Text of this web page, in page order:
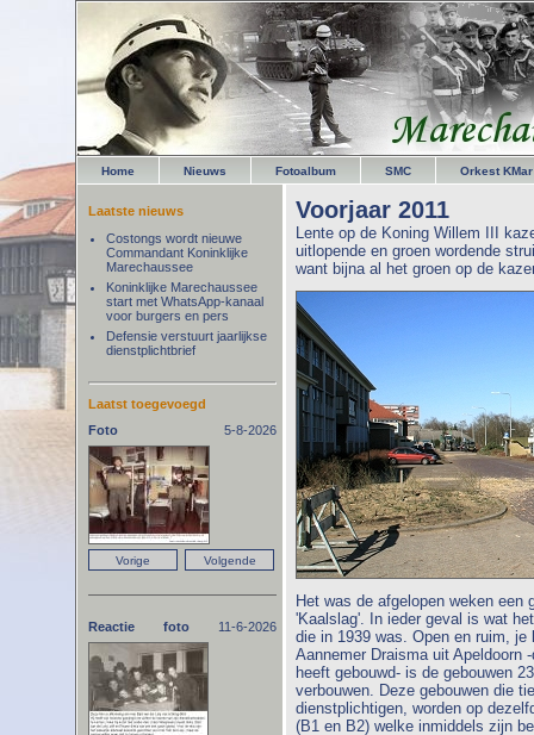
Home Nieuws Fotoalbum SMC Orkest KMar
Voorjaar 2011
Lente op de Koning Willem III
uitlopende en groen wordende
want bijna al het groen op de
Het was de afgelopen weken
'Kaalslag'. In ieder geval is wat
die in 1939 was. Open en ruim,
Aannemer Draisma uit Apeldoorn
heeft gebouwd- is de gebouwen
verbouwen. Deze gebouwen die
dienstplichtigen, worden op
(B1 en B2) welke inmiddels zijn
Laatste nieuws
Costongs wordt nieuwe
Commandant Koninklijke
Marechaussee
Koninklijke Marechaussee
start met WhatsApp-kanaal
voor burgers en pers
Defensie verstuurt jaarlijkse
dienstplichtbrief
Laatst toegevoegd
Foto
5-8-2026
Reactie foto 11-6-2026